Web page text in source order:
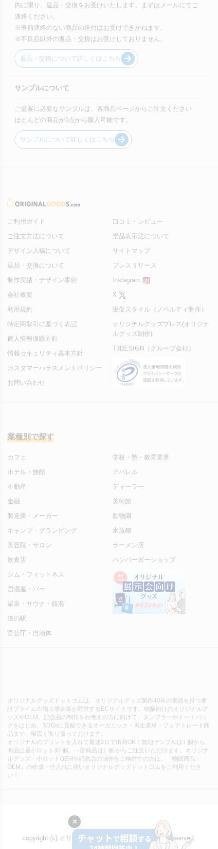
内に限り、返品・交換をお受けいたします。まずはメールにてご
連絡ください。
※事前連絡のない商品の送付はお受けできかねます。
※不良品以外の返品・交換はお受けしておりません。
返品・交換について詳しくはこちら
サンプルについて
ご提案に必要なサンプルは、各商品ページからご注文ください
ほとんどの商品が1点から購入可能です。
サンプルについて詳しくはこちら
ご利用ガイド
ご注文方法について
デザイン入稿について
返品・交換について
制作実績・デザイン事例
会社概要
利用規約
特定商取引に基づく表記
個人情報保護方針
情報セキュリティ基本方針
カスタマーハラスメントポリシー
お問い合わせ
口コミ・レビュー
景品表示法について
サイトマップ
プレスリリース
Instagram
X
販促スタイル（ノベルティ制作）
オリジナルグッズプレス(オリジナ
ルグッズ制作)
T3DESIGN（グループ会社）
業種別で探す
カフェ
ホテル・旅館
不動産
金融
製造業・メーカー
キャンプ・グランピング
美容院・サロン
飲食店
ジム・フィットネス
居酒屋・バー
温泉・サウナ・銭湯
道の駅
官公庁・自治体
学校・塾・教育業界
アパレル
ディーラー
美術館
動物園
水族館
ラーメン店
ハンバーガーショップ
オリジナルグッズドットコムは、オリジナルグッズ製作40年の実績を持つ東
証プライム市場上場企業が運営するECサイトです。物販向けのオリジナルグ
ッズやOEM、記念品の制作をお考えの方に向けて、タンブラーやトートバッ
グをはじめ、SDGsに貢献できるオーガニック・再生素材・フェアトレード商
品まで、幅広く取り扱っております。
オリジナルのプリントを入れて最速2日で出荷OK！無地サンプルは1 個から、
商品は最小ロット30 個、一部商品は1 個 からご注文いただけます。オリジナ
ルグッズ・小ロットOEMや記念品の制作をご検討中の方は、「物販商品・
OEM」の作成・仕入れに強いオリジナルグッズドットコムをご利用くださ
い！
copyright (c) オリジナルグッズドットコム all rights reserved.
×